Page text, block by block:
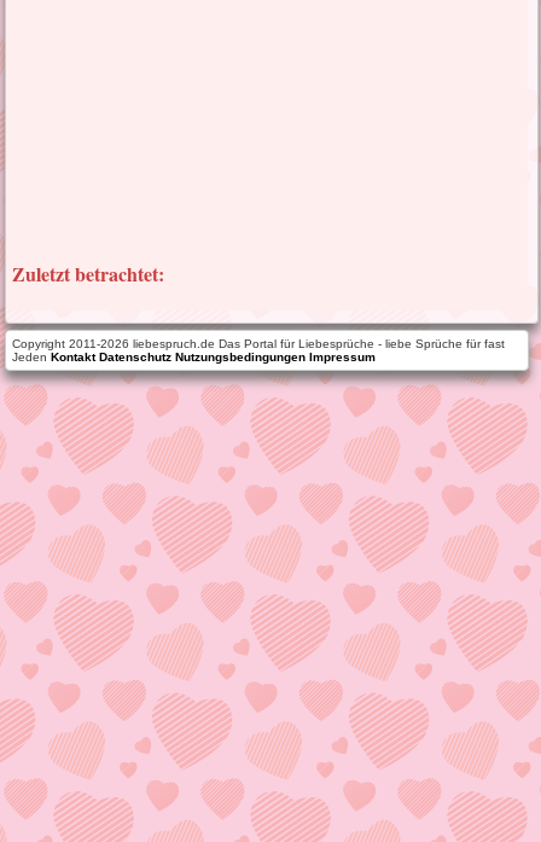
Zuletzt betrachtet:
Copyright 2011-2026 liebespruch.de Das Portal für Liebesprüche - liebe Sprüche für fast
JedenKontakt Datenschutz Nutzungsbedingungen Impressum